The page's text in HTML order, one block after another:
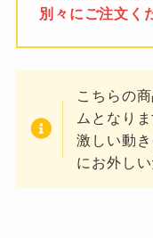
別々にご注文く
こちらの
ムとなりま
激しい動
にお外し